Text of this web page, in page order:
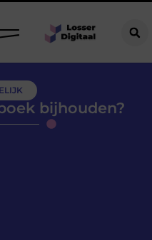
bijhouden?